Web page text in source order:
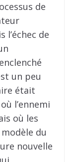
de
l’échec de
un peu
était
l’ennemi
où les
du
nouvelle